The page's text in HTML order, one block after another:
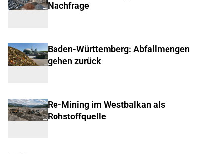
Nachfrage
Baden-Württemberg: Abfallmengen
gehen zurück
Re-Mining im Westbalkan als
Rohstoffquelle